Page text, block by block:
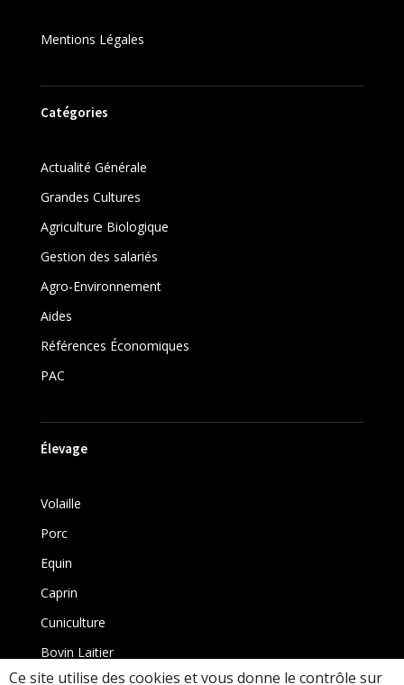
Mentions Légales
Catégories
Actualité Générale
Grandes Cultures
Agriculture Biologique
Gestion des salariés
Agro-Environnement
Aides
Références Économiques
PAC
Élevage
Volaille
Porc
Equin
Caprin
Cuniculture
Bovin Laitier
Ce site utilise des cookies et vous donne le contrôle sur